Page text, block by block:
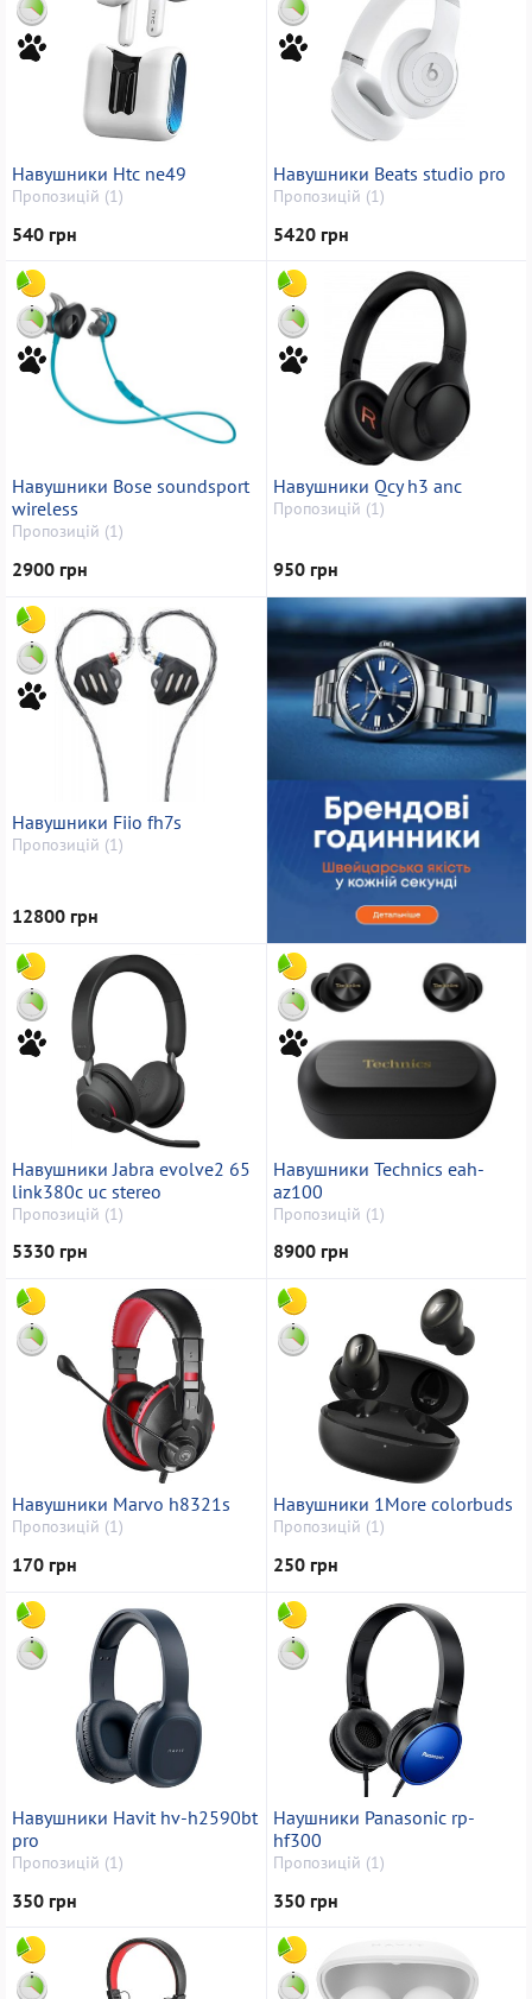
Навушники Htc ne49
Пропозицій (1)
540 грн
Навушники Beats studio pro
Пропозицій (1)
5420 грн
Навушники Bose soundsport
wireless
Пропозицій (1)
2900 грн
Навушники Qcy h3 anc
Пропозицій (1)
950 грн
Навушники Fiio fh7s
Пропозицій (1)
12800 грн
Навушники Jabra evolve2 65
link380c uc stereo
Пропозицій (1)
5330 грн
Навушники Technics eah-
az100
Пропозицій (1)
8900 грн
Навушники Marvo h8321s
Пропозицій (1)
170 грн
Навушники 1More colorbuds
Пропозицій (1)
250 грн
Навушники Havit hv-h2590bt
pro
Пропозицій (1)
350 грн
Наушники Panasonic rp-
hf300
Пропозицій (1)
350 грн